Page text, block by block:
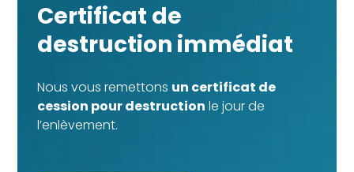
Certificat de
destruction immédiat
Nous vous remettons un certificat de
cession pour destruction le jour de
l’enlèvement.